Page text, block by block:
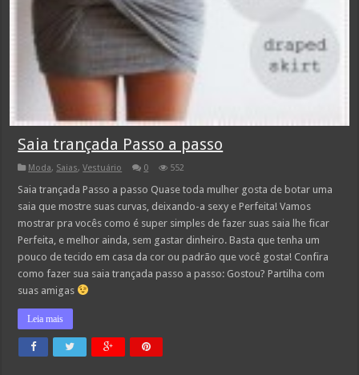
Saia trançada Passo a passo
Moda, Saias,Vestuário 0 552
Saia trançada Passo a passo Quase toda mulher gosta de botar uma
saia que mostre suas curvas, deixando-a sexy e Perfeita! Vamos
mostrar pra vocês como é super simples de fazer suas saia lhe ficar
Perfeita, e melhor ainda, sem gastar dinheiro. Basta que tenha um
pouco de tecido em casa da cor ou padrão que você gosta! Confira
como fazer sua saia trançada passo a passo: Gostou? Partilha com
suas amigas
Leia mais